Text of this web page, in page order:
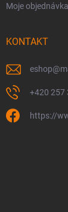
Moje objednávka
KONTAKT
eshop@
+420 257
https://